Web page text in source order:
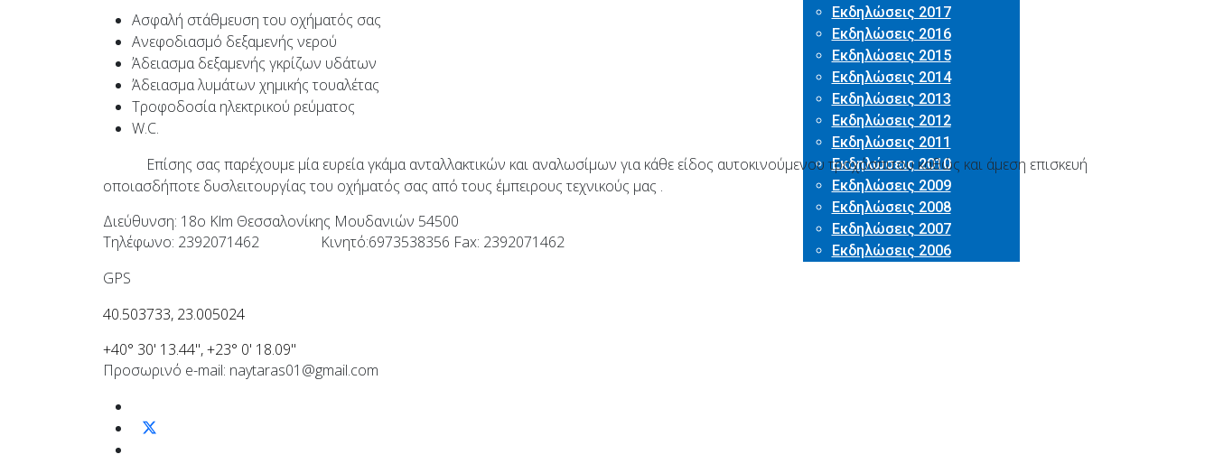
Εκδηλώσεις 2017
Εκδηλώσεις 2016
Εκδηλώσεις 2015
Εκδηλώσεις 2014
Εκδηλώσεις 2013
Εκδηλώσεις 2012
Εκδηλώσεις 2011
Εκδηλώσεις 2010
Εκδηλώσεις 2009
Εκδηλώσεις 2008
Εκδηλώσεις 2007
Εκδηλώσεις 2006
Ασφαλή στάθμευση του οχήματός σας
Ανεφοδιασμό δεξαμενής νερού
Άδειασμα δεξαμενής γκρίζων υδάτων
Άδειασμα λυμάτων χημικής τουαλέτας
Τροφοδοσία ηλεκτρικού ρεύματος
W.C.
Επίσης σας παρέχουμε μία ευρεία γκάμα ανταλλακτικών και αναλωσίμων για κάθε είδος αυτοκινούμενου τροχόσπιτου καθώς και άμεση επισκευή
οποιασδήποτε δυσλειτουργίας του οχήματός σας από τους έμπειρους τεχνικούς μας .
Διεύθυνση: 18ο Klm Θεσσαλονίκης Μουδανιών 54500
Τηλέφωνο: 2392071462
Κινητό:6973538356 Fax: 2392071462
GPS
40.503733, 23.005024
+40° 30' 13.44", +23° 0' 18.09"
Προσωρινό e-mail: